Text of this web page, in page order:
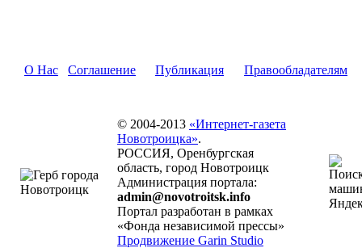
О Нас Соглашение Публикация Правообладателям
© 2004-2013 «Интернет-газета
Новотроицка».
РОССИЯ, Оренбургская
область, город Новотроицк
Администрация портала:
admin@novotroitsk.info
Портал разработан в рамках
«Фонда независимой прессы»
Продвижение Garin Studio